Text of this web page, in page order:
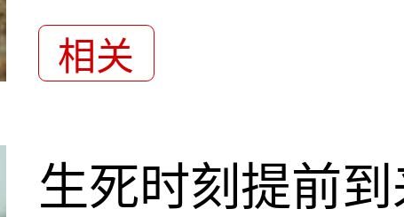
相关
生死时刻提前